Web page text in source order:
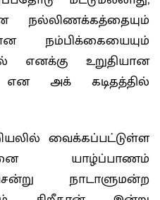
நல்லிணக்கத்தையும்
நம்பிக்கையையும்
எனக்கு உறுதியான
என அக் கடிதத்தில்
வைக்கப்பட்டுள்ள
யாழ்ப்பாணம்
நாடாளுமன்ற